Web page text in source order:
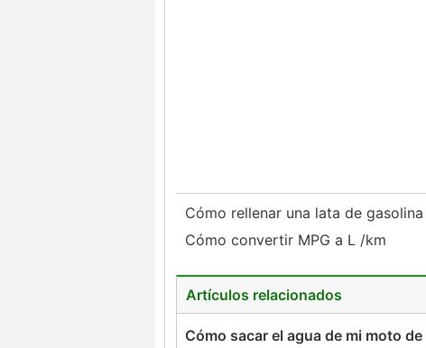
Cómo rellenar una lata de gasolina
Cómo convertir MPG a L /km
Artículos relacionados
Cómo sacar el agua de mi moto